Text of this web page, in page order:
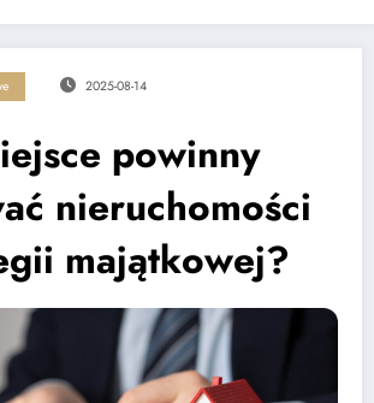
2025-08-14
powinny
nieruchomości
majątkowej?